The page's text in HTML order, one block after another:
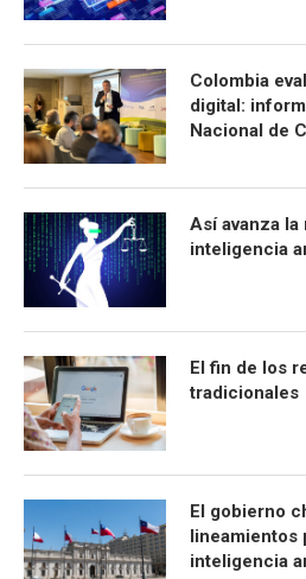
Colombia
digital:
Nacional de
Así avanza
inteligencia
El fin de los
tradicionales
El gobierno
lineamientos
inteligencia